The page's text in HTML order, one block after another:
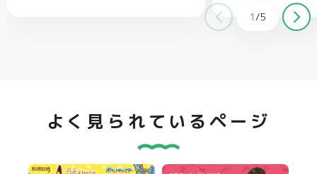
1/5
よく見られているページ